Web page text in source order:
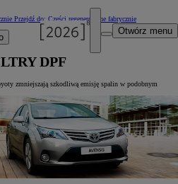
Otwórz menu
Przejdź do: Części regenerowane fabrycznie
DPF
zmniejszają szkodliwą emisję spalin w podobnym